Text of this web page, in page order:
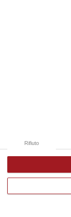
Rifiuto
Corriere delle